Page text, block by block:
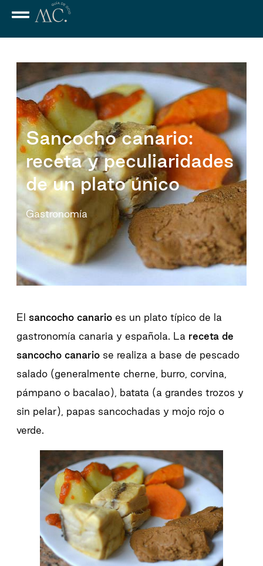
Sancocho canario:
receta y peculiaridades
de un plato único
Gastronomía
El sancocho canarioes un plato típico de la
gastronomía canaria y española. La receta de
sancocho canariose realiza a base de pescado
salado (generalmente cherne, burro, corvina,
pámpano o bacalao), batata (a grandes trozos y
sin pelar), papas sancochadas y mojo rojo o
verde.